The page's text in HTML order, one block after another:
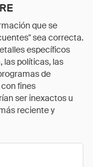
que se
sea correcta.
específicos
las políticas, las
de
fines
ser inexactos u
reciente y